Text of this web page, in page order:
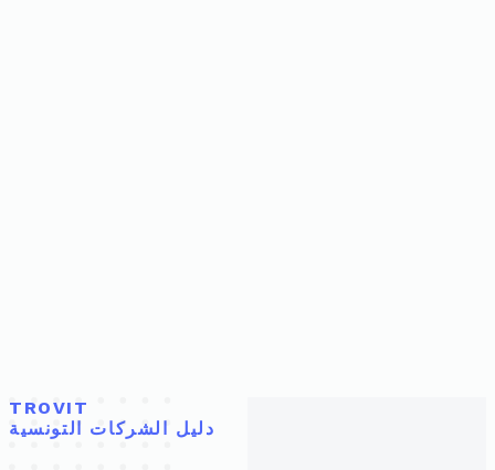
TROVIT
دليل الشركات التونسية